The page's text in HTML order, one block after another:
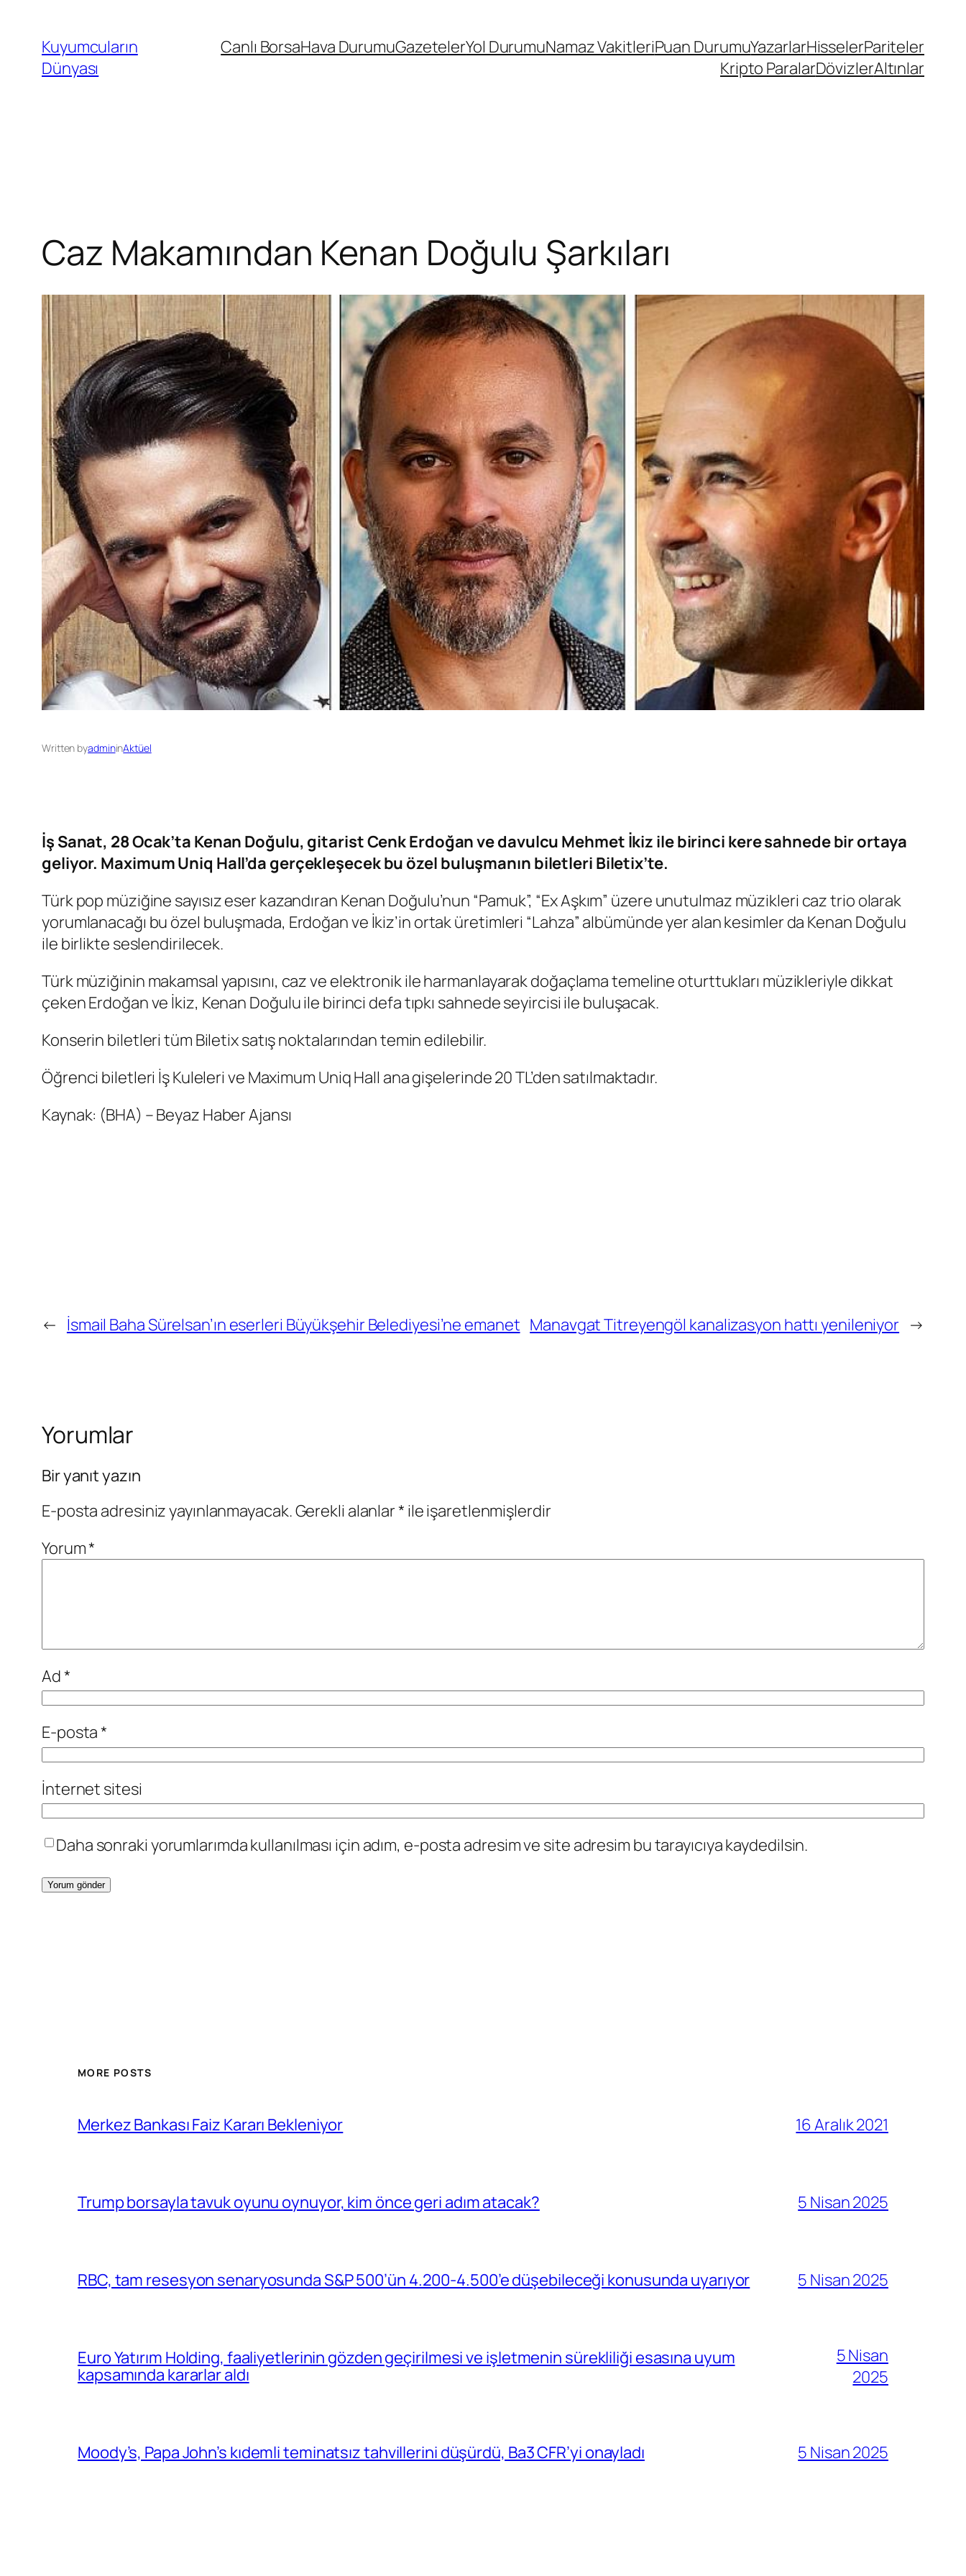
Kuyumcuların
Dünyası
Canlı BorsaHava DurumuGazetelerYol DurumuNamaz VakitleriPuan DurumuYazarlarHisselerPariteler
Kripto ParalarDövizlerAltınlar
Caz Makamından Kenan Doğulu Şarkıları
Written byadmininAktüel
İş Sanat, 28 Ocak’ta Kenan Doğulu, gitarist Cenk Erdoğan ve davulcu Mehmet İkiz ile birinci kere sahnede bir ortaya
geliyor. Maximum Uniq Hall’da gerçekleşecek bu özel buluşmanın biletleri Biletix’te.
Türk pop müziğine sayısız eser kazandıran Kenan Doğulu’nun “Pamuk”, “Ex Aşkım” üzere unutulmaz müzikleri caz trio olarak
yorumlanacağı bu özel buluşmada, Erdoğan ve İkiz’in ortak üretimleri “Lahza” albümünde yer alan kesimler da Kenan Doğulu
ile birlikte seslendirilecek.
Türk müziğinin makamsal yapısını, caz ve elektronik ile harmanlayarak doğaçlama temeline oturttukları müzikleriyle dikkat
çeken Erdoğan ve İkiz, Kenan Doğulu ile birinci defa tıpkı sahnede seyircisi ile buluşacak.
Konserin biletleri tüm Biletix satış noktalarından temin edilebilir.
Öğrenci biletleri İş Kuleleri ve Maximum Uniq Hall ana gişelerinde 20 TL’den satılmaktadır.
Kaynak: (BHA) – Beyaz Haber Ajansı
← İsmail Baha Sürelsan’ın eserleri Büyükşehir Belediyesi’ne emanet Manavgat Titreyengöl kanalizasyon hattı yenileniyor →
Yorumlar
Bir yanıt yazın
E-posta adresiniz yayınlanmayacak.Gerekli alanlar* ile işaretlenmişlerdir
Yorum*
Ad*
E-posta*
İnternet sitesi
Daha sonraki yorumlarımda kullanılması için adım, e-posta adresim ve site adresim bu tarayıcıya kaydedilsin.
MORE POSTS
Merkez Bankası Faiz Kararı Bekleniyor 16 Aralık 2021
Trump borsayla tavuk oyunu oynuyor, kim önce geri adım atacak? 5 Nisan 2025
RBC, tam resesyon senaryosunda S&P 500’ün 4.200-4.500’e düşebileceği konusunda uyarıyor 5 Nisan 2025
Euro Yatırım Holding, faaliyetlerinin gözden geçirilmesi ve işletmenin sürekliliği esasına uyum
kapsamında kararlar aldı
5 Nisan
2025
Moody’s, Papa John’s kıdemli teminatsız tahvillerini düşürdü, Ba3 CFR’yi onayladı 5 Nisan 2025